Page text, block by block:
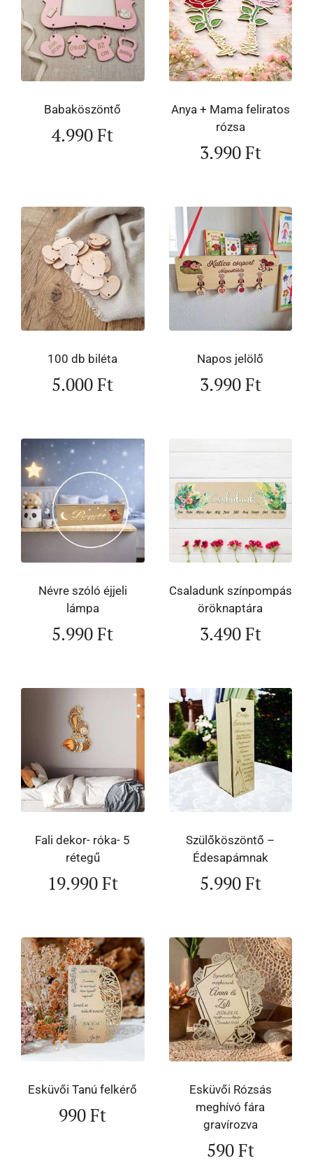
Babaköszöntő
4.990Ft
Anya + Mama feliratos
rózsa
3.990Ft
100 db biléta
5.000Ft
Napos jelölő
3.990Ft
Névre szóló éjjeli
lámpa
5.990Ft
Csaladunk színpompás
öröknaptára
3.490Ft
Fali dekor- róka- 5
rétegű
19.990Ft
Szülőköszöntő –
Édesapámnak
5.990Ft
Esküvői Tanú felkérő
990Ft
Esküvői Rózsás
meghívó fára
gravírozva
590Ft